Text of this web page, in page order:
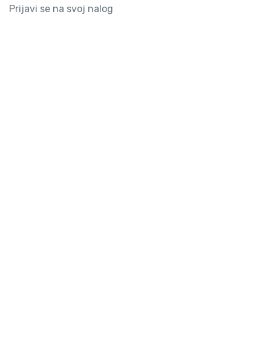
Prijavi se na svoj nalog